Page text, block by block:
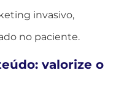
invasivo,
no paciente.
valorize o